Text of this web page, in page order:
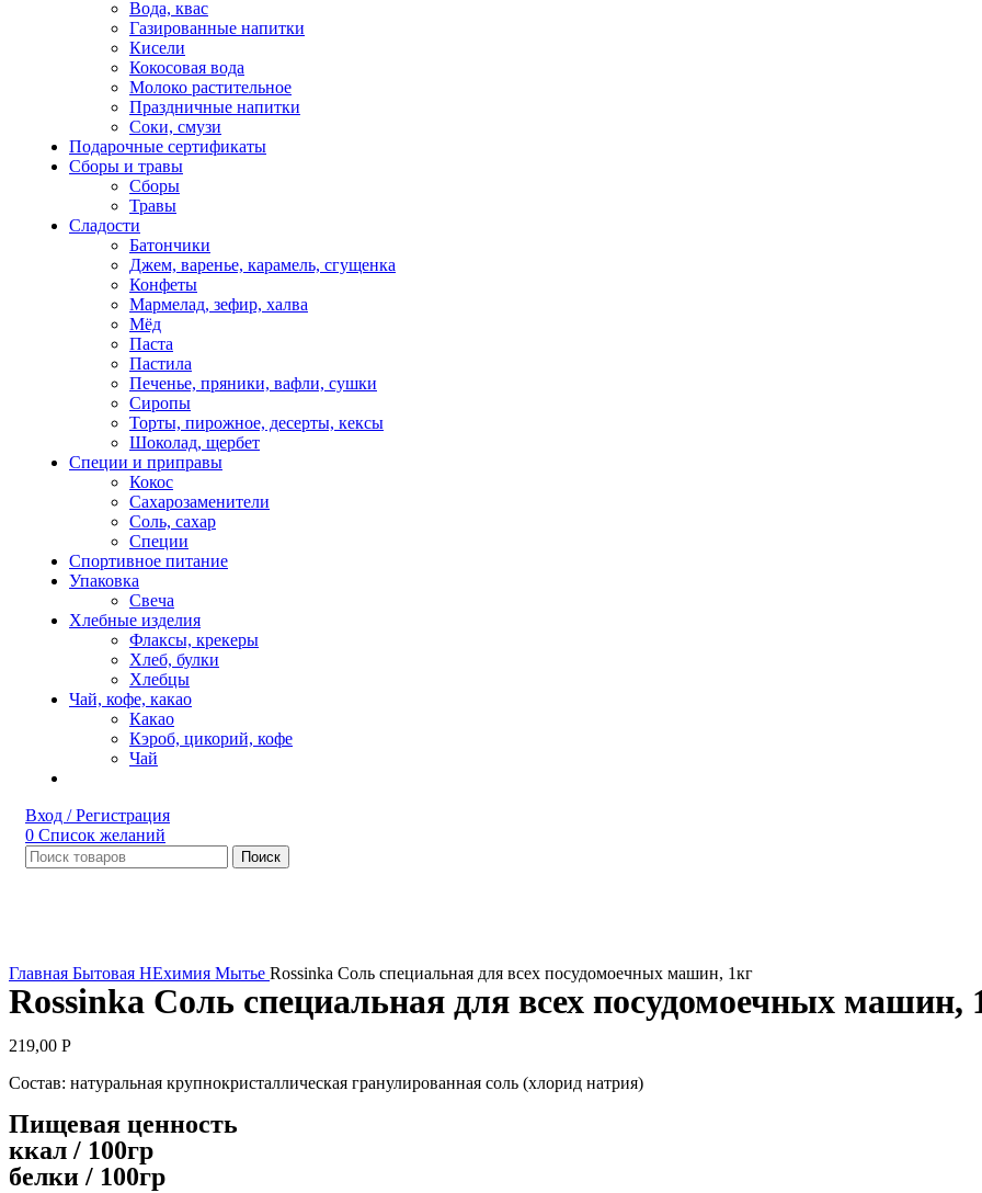
Вода, квас
Газированные напитки
Кисели
Кокосовая вода
Молоко растительное
Праздничные напитки
Соки, смузи
Подарочные сертификаты
Сборы и травы
Сборы
Травы
Сладости
Батончики
Джем, варенье, карамель, сгущенка
Конфеты
Мармелад, зефир, халва
Мёд
Паста
Пастила
Печенье, пряники, вафли, сушки
Сиропы
Торты, пирожное, десерты, кексы
Шоколад, щербет
Специи и приправы
Кокос
Сахарозаменители
Соль, сахар
Специи
Спортивное питание
Упаковка
Свеча
Хлебные изделия
Флаксы, крекеры
Хлеб, булки
Хлебцы
Чай, кофе, какао
Какао
Кэроб, цикорий, кофе
Чай
Вход / Регистрация
0 Список желаний
Поиск
Главная Бытовая НЕхимия Мытье Rossinka Соль специальная для всех посудомоечных машин, 1кг
Rossinka Соль специальная для всех посудомоечных машин,
219,00 Р
Состав: натуральная крупнокристаллическая гранулированная соль (хлорид натрия)
Пищевая ценность
ккал / 100гр
белки / 100гр